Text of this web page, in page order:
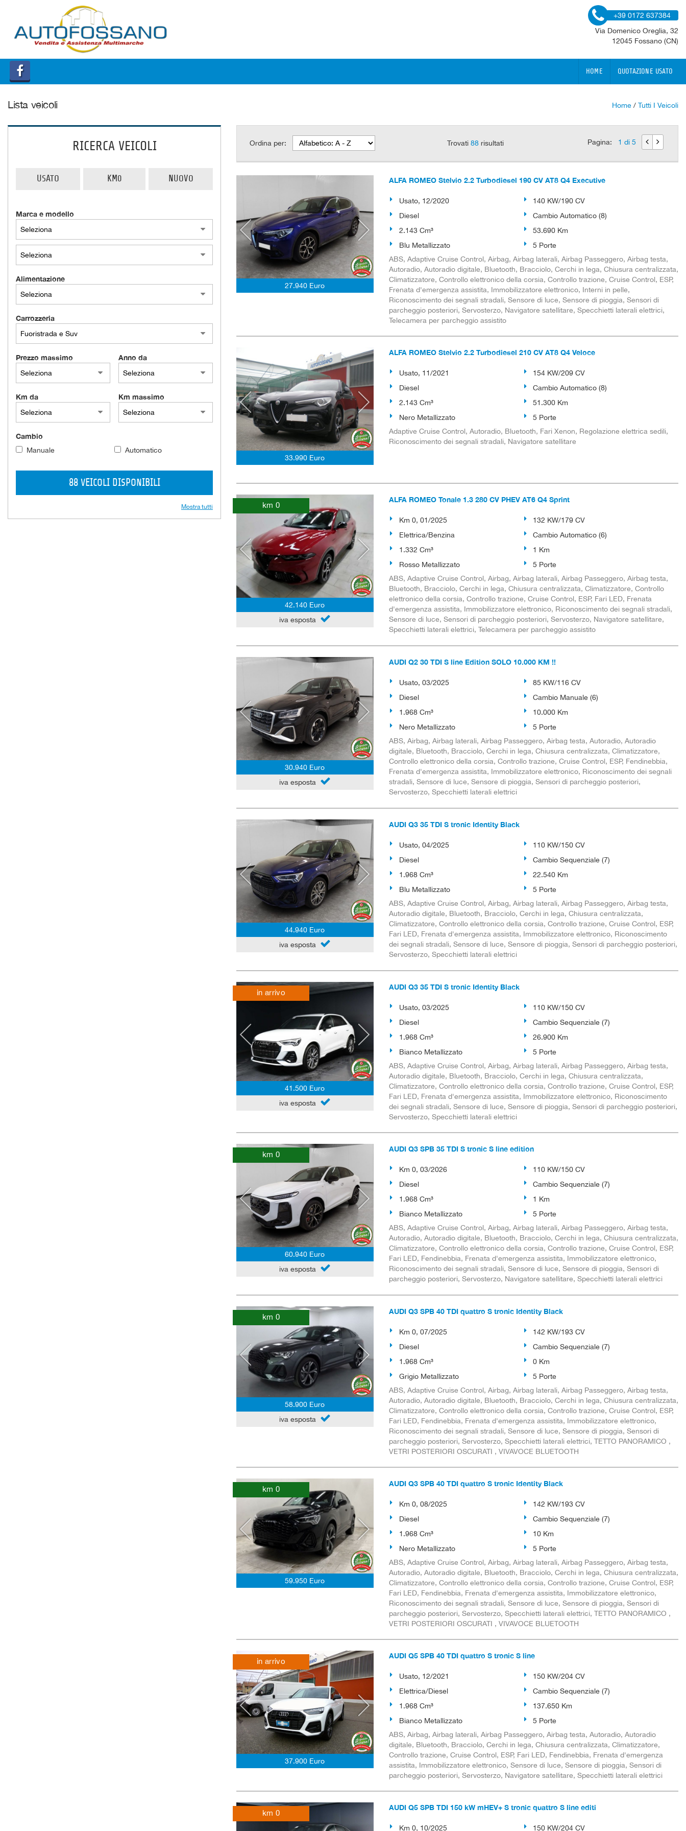
QUOTAZIONE USATO
+39 0172 637384
Via Domenico Oreglia, 32
12045 Fossano (CN)
HOME QUOTAZIONE USATO
Lista veicoli Home / Tutti I Veicoli
RICERCA VEICOLI
USATO KM0 NUOVO
Marca e modello
Alimentazione
Carrozzeria
Prezzo massimo Anno da
Km da Km massimo
Cambio
Manuale Automatico
88 VEICOLI DISPONIBILI
Mostra tutti
Ordina per: Trovati 88risultati Pagina: 1 di 5
27.940 Euro
ALFA ROMEO Stelvio 2.2 Turbodiesel 190 CV AT8 Q4 Executive
Usato, 12/2020
140 KW/190 CV
Diesel
Cambio Automatico (8)
2.143 Cm³
53.690 Km
Blu Metallizzato
5 Porte
ABS, Adaptive Cruise Control, Airbag, Airbag laterali, Airbag Passeggero, Airbag testa,
Autoradio, Autoradio digitale, Bluetooth, Bracciolo, Cerchi in lega, Chiusura centralizzata,
Climatizzatore, Controllo elettronico della corsia, Controllo trazione, Cruise Control, ESP,
Frenata d'emergenza assistita, Immobilizzatore elettronico, Interni in pelle,
Riconoscimento dei segnali stradali, Sensore di luce, Sensore di pioggia, Sensori di
parcheggio posteriori, Servosterzo, Navigatore satellitare, Specchietti laterali elettrici,
Telecamera per parcheggio assistito
33.990 Euro
ALFA ROMEO Stelvio 2.2 Turbodiesel 210 CV AT8 Q4 Veloce
Usato, 11/2021
154 KW/209 CV
Diesel
Cambio Automatico (8)
2.143 Cm³
51.300 Km
Nero Metallizzato
5 Porte
Adaptive Cruise Control, Autoradio, Bluetooth, Fari Xenon, Regolazione elettrica sedili,
Riconoscimento dei segnali stradali, Navigatore satellitare
42.140 Euro
iva esposta
km 0
ALFA ROMEO Tonale 1.3 280 CV PHEV AT6 Q4 Sprint
Km 0, 01/2025
132 KW/179 CV
Elettrica/Benzina
Cambio Automatico (6)
1.332 Cm³
1 Km
Rosso Metallizzato
5 Porte
ABS, Adaptive Cruise Control, Airbag, Airbag laterali, Airbag Passeggero, Airbag testa,
Bluetooth, Bracciolo, Cerchi in lega, Chiusura centralizzata, Climatizzatore, Controllo
elettronico della corsia, Controllo trazione, Cruise Control, ESP, Fari LED, Frenata
d'emergenza assistita, Immobilizzatore elettronico, Riconoscimento dei segnali stradali,
Sensore di luce, Sensori di parcheggio posteriori, Servosterzo, Navigatore satellitare,
Specchietti laterali elettrici, Telecamera per parcheggio assistito
30.940 Euro
iva esposta
AUDI Q2 30 TDI S line Edition SOLO 10.000 KM !!
Usato, 03/2025
85 KW/116 CV
Diesel
Cambio Manuale (6)
1.968 Cm³
10.000 Km
Nero Metallizzato
5 Porte
ABS, Airbag, Airbag laterali, Airbag Passeggero, Airbag testa, Autoradio, Autoradio
digitale, Bluetooth, Bracciolo, Cerchi in lega, Chiusura centralizzata, Climatizzatore,
Controllo elettronico della corsia, Controllo trazione, Cruise Control, ESP, Fendinebbia,
Frenata d'emergenza assistita, Immobilizzatore elettronico, Riconoscimento dei segnali
stradali, Sensore di luce, Sensore di pioggia, Sensori di parcheggio posteriori,
Servosterzo, Specchietti laterali elettrici
44.940 Euro
iva esposta
AUDI Q3 35 TDI S tronic Identity Black
Usato, 04/2025
110 KW/150 CV
Diesel
Cambio Sequenziale (7)
1.968 Cm³
22.540 Km
Blu Metallizzato
5 Porte
ABS, Adaptive Cruise Control, Airbag, Airbag laterali, Airbag Passeggero, Airbag testa,
Autoradio digitale, Bluetooth, Bracciolo, Cerchi in lega, Chiusura centralizzata,
Climatizzatore, Controllo elettronico della corsia, Controllo trazione, Cruise Control, ESP,
Fari LED, Frenata d'emergenza assistita, Immobilizzatore elettronico, Riconoscimento
dei segnali stradali, Sensore di luce, Sensore di pioggia, Sensori di parcheggio posteriori,
Servosterzo, Specchietti laterali elettrici
41.500 Euro
iva esposta
in arrivo
AUDI Q3 35 TDI S tronic Identity Black
Usato, 03/2025
110 KW/150 CV
Diesel
Cambio Sequenziale (7)
1.968 Cm³
26.900 Km
Bianco Metallizzato
5 Porte
ABS, Adaptive Cruise Control, Airbag, Airbag laterali, Airbag Passeggero, Airbag testa,
Autoradio digitale, Bluetooth, Bracciolo, Cerchi in lega, Chiusura centralizzata,
Climatizzatore, Controllo elettronico della corsia, Controllo trazione, Cruise Control, ESP,
Fari LED, Frenata d'emergenza assistita, Immobilizzatore elettronico, Riconoscimento
dei segnali stradali, Sensore di luce, Sensore di pioggia, Sensori di parcheggio posteriori,
Servosterzo, Specchietti laterali elettrici
60.940 Euro
iva esposta
km 0
AUDI Q3 SPB 35 TDI S tronic S line edition
Km 0, 03/2026
110 KW/150 CV
Diesel
Cambio Sequenziale (7)
1.968 Cm³
1 Km
Bianco Metallizzato
5 Porte
ABS, Adaptive Cruise Control, Airbag, Airbag laterali, Airbag Passeggero, Airbag testa,
Autoradio, Autoradio digitale, Bluetooth, Bracciolo, Cerchi in lega, Chiusura centralizzata,
Climatizzatore, Controllo elettronico della corsia, Controllo trazione, Cruise Control, ESP,
Fari LED, Fendinebbia, Frenata d'emergenza assistita, Immobilizzatore elettronico,
Riconoscimento dei segnali stradali, Sensore di luce, Sensore di pioggia, Sensori di
parcheggio posteriori, Servosterzo, Navigatore satellitare, Specchietti laterali elettrici
58.900 Euro
iva esposta
km 0
AUDI Q3 SPB 40 TDI quattro S tronic Identity Black
Km 0, 07/2025
142 KW/193 CV
Diesel
Cambio Sequenziale (7)
1.968 Cm³
0 Km
Grigio Metallizzato
5 Porte
ABS, Adaptive Cruise Control, Airbag, Airbag laterali, Airbag Passeggero, Airbag testa,
Autoradio, Autoradio digitale, Bluetooth, Bracciolo, Cerchi in lega, Chiusura centralizzata,
Climatizzatore, Controllo elettronico della corsia, Controllo trazione, Cruise Control, ESP,
Fari LED, Fendinebbia, Frenata d'emergenza assistita, Immobilizzatore elettronico,
Riconoscimento dei segnali stradali, Sensore di luce, Sensore di pioggia, Sensori di
parcheggio posteriori, Servosterzo, Specchietti laterali elettrici, TETTO PANORAMICO ,
VETRI POSTERIORI OSCURATI , VIVAVOCE BLUETOOTH
59.950 Euro
km 0
AUDI Q3 SPB 40 TDI quattro S tronic Identity Black
Km 0, 08/2025
142 KW/193 CV
Diesel
Cambio Sequenziale (7)
1.968 Cm³
10 Km
Nero Metallizzato
5 Porte
ABS, Adaptive Cruise Control, Airbag, Airbag laterali, Airbag Passeggero, Airbag testa,
Autoradio, Autoradio digitale, Bluetooth, Bracciolo, Cerchi in lega, Chiusura centralizzata,
Climatizzatore, Controllo elettronico della corsia, Controllo trazione, Cruise Control, ESP,
Fari LED, Fendinebbia, Frenata d'emergenza assistita, Immobilizzatore elettronico,
Riconoscimento dei segnali stradali, Sensore di luce, Sensore di pioggia, Sensori di
parcheggio posteriori, Servosterzo, Specchietti laterali elettrici, TETTO PANORAMICO ,
VETRI POSTERIORI OSCURATI , VIVAVOCE BLUETOOTH
37.900 Euro
in arrivo
AUDI Q5 SPB 40 TDI quattro S tronic S line
Usato, 12/2021
150 KW/204 CV
Elettrica/Diesel
Cambio Sequenziale (7)
1.968 Cm³
137.650 Km
Bianco Metallizzato
5 Porte
ABS, Airbag, Airbag laterali, Airbag Passeggero, Airbag testa, Autoradio, Autoradio
digitale, Bluetooth, Bracciolo, Cerchi in lega, Chiusura centralizzata, Climatizzatore,
Controllo trazione, Cruise Control, ESP, Fari LED, Fendinebbia, Frenata d'emergenza
assistita, Immobilizzatore elettronico, Sensore di luce, Sensore di pioggia, Sensori di
parcheggio posteriori, Servosterzo, Navigatore satellitare, Specchietti laterali elettrici
km 0
AUDI Q5 SPB TDI 150 kW mHEV+ S tronic quattro S line editi
Km 0, 10/2025 150 KW/204 CV